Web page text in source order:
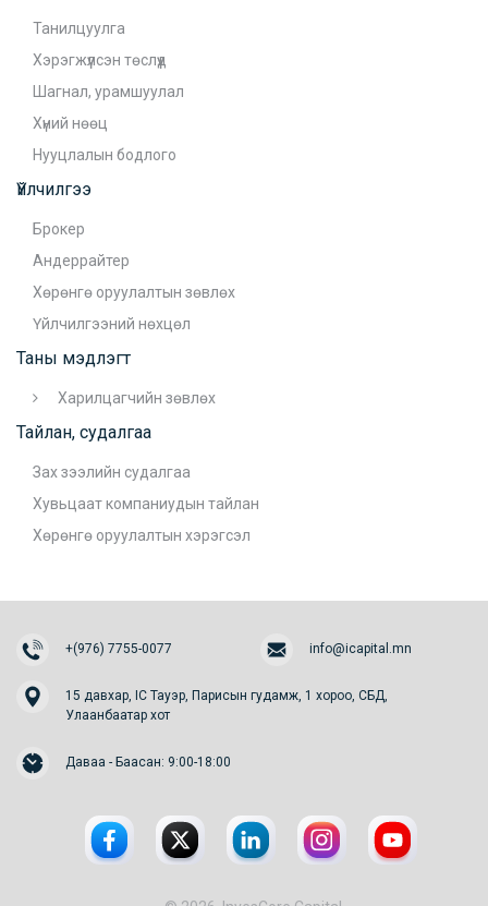
Танилцуулга
Хэрэгжүүлсэн төслүүд
Шагнал, урамшуулал
Хүний нөөц
Нууцлалын бодлого
Үйлчилгээ
Брокер
Андеррайтер
Хөрөнгө оруулалтын зөвлөх
Үйлчилгээний нөхцөл
Таны мэдлэгт
Харилцагчийн зөвлөх
Тайлан, судалгаа
Зах зээлийн судалгаа
Хувьцаат компаниудын тайлан
Хөрөнгө оруулалтын хэрэгсэл
+(976) 7755-0077 info@icapital.mn
15 давхар, IC Тауэр, Парисын гудамж, 1 хороо, СБД,
Улаанбаатар хот
Даваа - Баасан: 9:00-18:00